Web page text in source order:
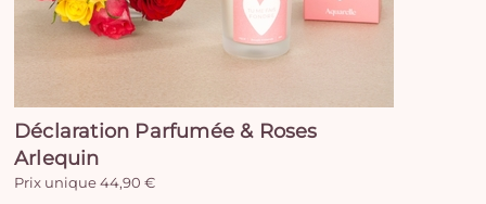
Déclaration Parfumée & Roses
Arlequin
Prix unique 44,90 €